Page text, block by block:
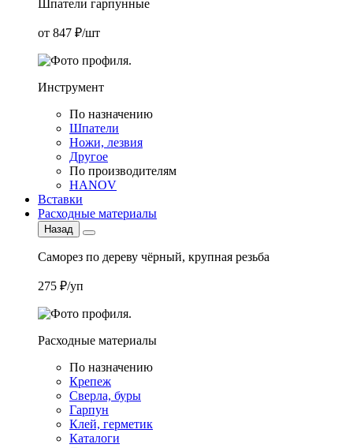
Шпатели гарпунные
от 847 ₽/шт
Инструмент
По назначению
Шпатели
Ножи, лезвия
Другое
По производителям
HANOV
Вставки
Расходные материалы
Назад
Саморез по дереву чёрный, крупная резьба
275 ₽/уп
Расходные материалы
По назначению
Крепеж
Сверла, буры
Гарпун
Клей, герметик
Каталоги